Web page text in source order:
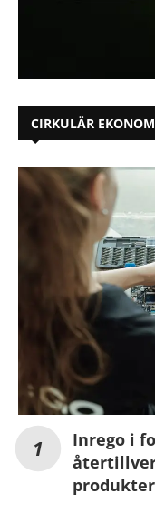
CIRKULÄR
Inrego i
produkter